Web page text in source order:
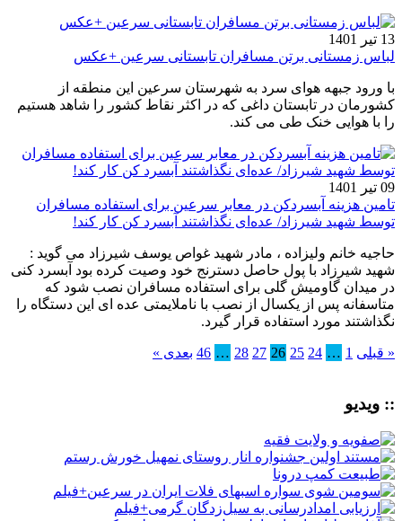
13 تیر 1401
لباس زمستانی برتن مسافران تابستانی سرعین +عکس
با ورود جبهه هوای سرد به شهرستان سرعین این منطقه از
کشورمان در تابستان داغی که در اکثر نقاط کشور را شاهد هستیم
را با هوایی خنک طی می کند.
09 تیر 1401
تامین هزینه آبسردکن در معابر سرعین برای استفاده مسافران
توسط شهید شیرزاد/ عده‌ای نگذاشتند آبسرد کن کار کند!
حاجیه خانم ولیزاده ، مادر شهید غواص یوسف شیرزاد می گوید :
شهید شیرزاد با پول حاصل دسترنج خود وصیت کرده بود آبسرد کنی
در میدان گاومیش گلی برای استفاده مسافران نصب شود که
متاسفانه پس از یکسال از نصب با ناملایمتی عده ای این دستگاه را
نگذاشتند مورد استفاده قرار گیرد.
« قبلی 1
…
24
25
26
27
28
…
46 بعدی »
:: ویدیو